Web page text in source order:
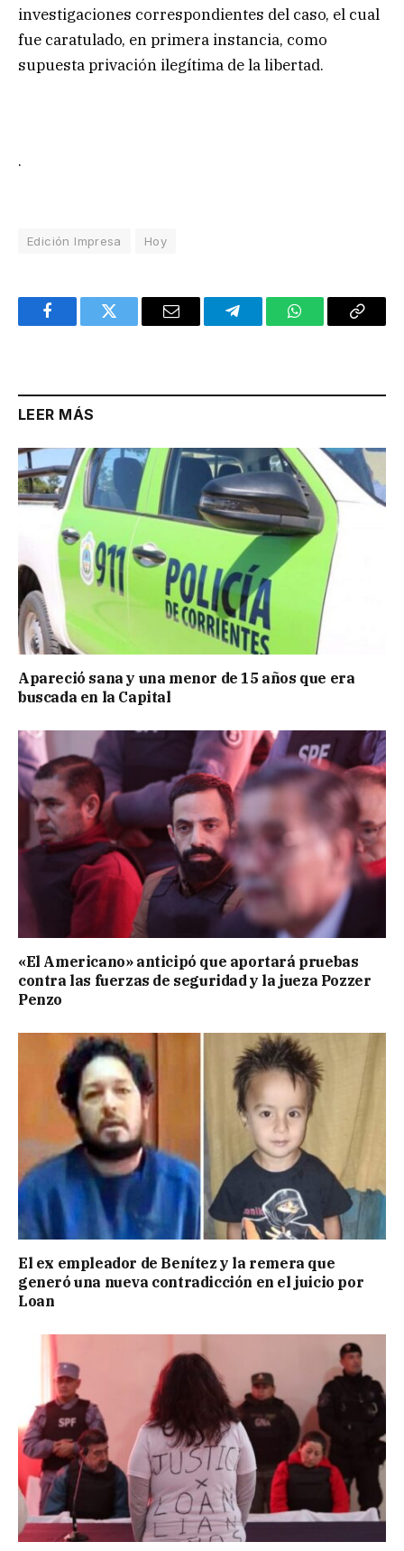
investigaciones correspondientes del caso, el cual
fue caratulado, en primera instancia, como
supuesta privación ilegítima de la libertad.
.
Edición Impresa Hoy
FacebookTwitter Email TelegramWhatsAppCopy
LEER MÁS
Apareció sana y una menor de 15 años que era
buscada en la Capital
«El Americano» anticipó que aportará pruebas
contra las fuerzas de seguridad y la jueza Pozzer
Penzo
El ex empleador de Benítez y la remera que
generó una nueva contradicción en el juicio por
Loan